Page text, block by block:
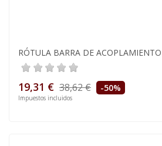
RÓTULA BARRA DE
19,31 € 38,62 € -50%
Impuestos incluidos